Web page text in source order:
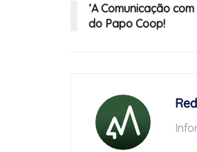
‘A Comunicação
do Papo Coop!